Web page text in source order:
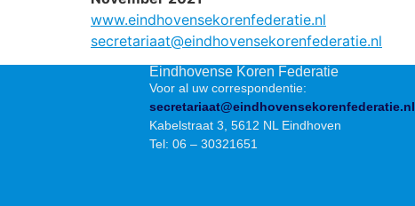
www.eindhovensekorenfederatie.nl
secretariaat@eindhovensekorenfederatie.nl
Eindhovense Koren Federatie
Voor al uw correspondentie:
secretariaat@eindhovensekorenfederatie.nl
Kabelstraat 3, 5612 NL Eindhoven
Tel: 06 – 30321651